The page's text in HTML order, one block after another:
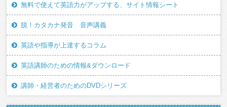
無料で使えて英語力がアップする、サイト情報シート
脱！カタカナ発音 音声講義
英語や指導が上達するコラム
英語講師のための情報&ダウンロード
講師・経営者のためのDVDシリーズ